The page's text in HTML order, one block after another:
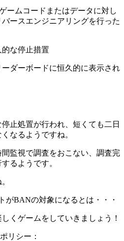
ームコードまたはデータに対し
ースエンジニアリングを行った
的な停止措置
ーダーボードに恒久的に表示され
止処置が行われ、短くても二日
なるようですね。
監視で調査をおこない、調査完
るようです。
がBANの対象になるとは・・・
くゲームをしていきましょう！
リシー：